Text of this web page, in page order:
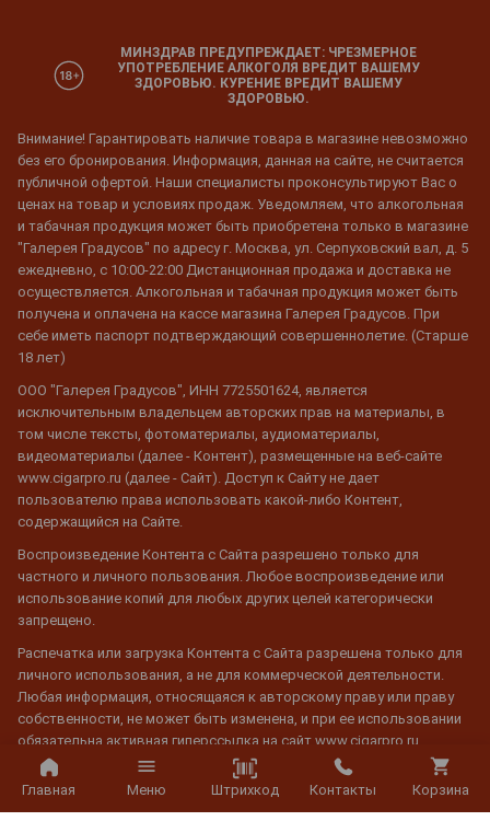
Главная Меню Штрихкод Контакты Корзина
МИНЗДРАВ ПРЕДУПРЕЖДАЕТ: ЧРЕЗМЕРНОЕ
УПОТРЕБЛЕНИЕ АЛКОГОЛЯ ВРЕДИТ ВАШЕМУ
ЗДОРОВЬЮ. КУРЕНИЕ ВРЕДИТ ВАШЕМУ
ЗДОРОВЬЮ.
Внимание! Гарантировать наличие товара в магазине невозможно
без его бронирования. Информация, данная на сайте, не считается
публичной офертой. Наши специалисты проконсультируют Вас о
ценах на товар и условиях продаж. Уведомляем, что алкогольная
и табачная продукция может быть приобретена только в магазине
"Галерея Градусов" по адресу г. Москва, ул. Серпуховский вал, д. 5
ежедневно, с 10:00-22:00 Дистанционная продажа и доставка не
осуществляется. Алкогольная и табачная продукция может быть
получена и оплачена на кассе магазина Галерея Градусов. При
себе иметь паспорт подтверждающий совершеннолетие. (Старше
18 лет)
ООО "Галерея Градусов", ИНН 7725501624, является
исключительным владельцем авторских прав на материалы, в
том числе тексты, фотоматериалы, аудиоматериалы,
видеоматериалы (далее - Контент), размещенные на веб-сайте
www.cigarpro.ru (далее - Сайт). Доступ к Сайту не дает
пользователю права использовать какой-либо Контент,
содержащийся на Сайте.
Воспроизведение Контента с Сайта разрешено только для
частного и личного пользования. Любое воспроизведение или
использование копий для любых других целей категорически
запрещено.
Распечатка или загрузка Контента с Сайта разрешена только для
личного использования, а не для коммерческой деятельности.
Любая информация, относящаяся к авторскому праву или праву
собственности, не может быть изменена, и при ее использовании
обязательна активная гиперссылка на сайт www.cigarpro.ru